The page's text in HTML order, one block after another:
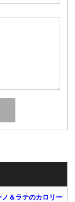
ノ＆ラテのカロリー